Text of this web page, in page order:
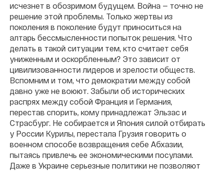
исчезнет в обозримом будущем. Война — точно не
решение этой проблемы. Только жертвы из
поколения в поколение будут приноситься на
алтарь бессмысленности попыток решения. Что
делать в такой ситуации тем, кто считает себя
униженным и оскорбленным? Это зависит от
цивилизованности лидеров и зрелости обществ.
Вспомним и том, что демократии между собой
давно уже не воюют. Забыли об исторических
распрях между собой Франция и Германия,
перестав спорить, кому принадлежат Эльзас и
Страсбург. Не собирается и Япония силой отбирать
у России Курилы, перестала Грузия говорить о
военном способе возвращения себе Абхазии,
пытаясь привлечь ее экономическими посулами.
Даже в Украине серьезные политики не позволяют